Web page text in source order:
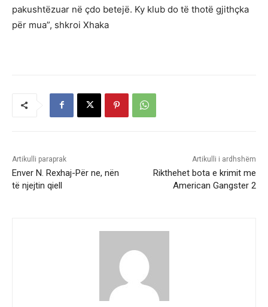
pakushtëzuar në çdo betejë. Ky klub do të thotë gjithçka
për mua”, shkroi Xhaka
Artikulli paraprak
Enver N. Rexhaj-Për ne, nën
të njejtin qiell
Artikulli i ardhshëm
Rikthehet bota e krimit me
American Gangster 2